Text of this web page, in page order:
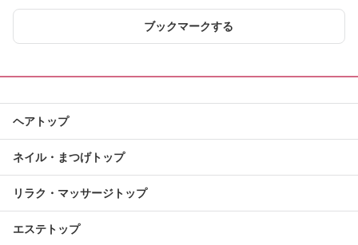
ブックマークする
ヘアトップ
ネイル・まつげトップ
リラク・マッサージトップ
エステトップ